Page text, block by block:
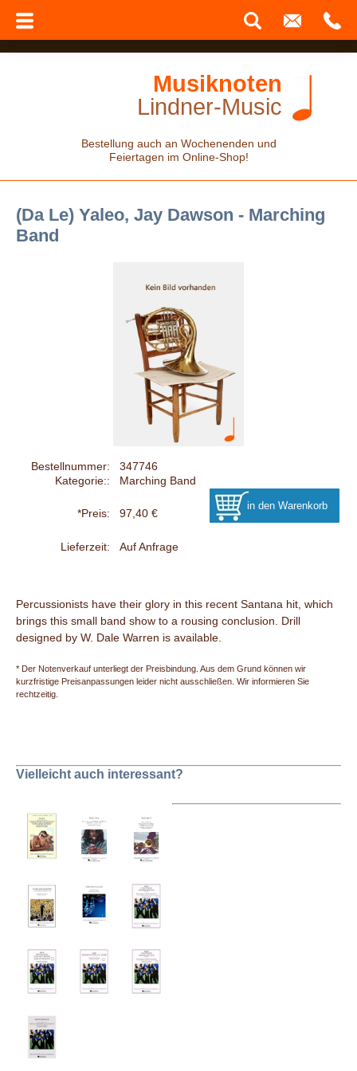
Musiknoten
Lindner-Music
Bestellung auch an Wochenenden und
Feiertagen im Online-Shop!
(Da Le) Yaleo, Jay Dawson - Marching
Band
Bestellnummer:
347746
Kategorie::
Marching Band
*Preis: 97,40 €
Lieferzeit: Auf Anfrage
Percussionists have their glory in this recent Santana hit, which
brings this small band show to a rousing conclusion. Drill
designed by W. Dale Warren is available.
* Der Notenverkauf unterliegt der Preisbindung. Aus dem Grund können wir
kurzfristige Preisanpassungen leider nicht ausschließen. Wir informieren Sie
rechtzeitig.
Vielleicht auch interessant?